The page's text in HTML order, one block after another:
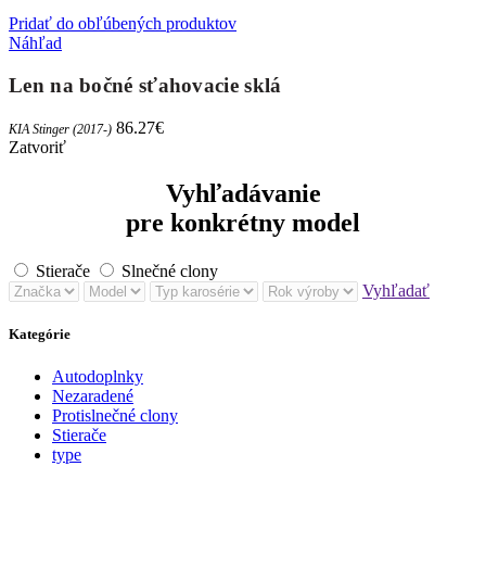
Pridať do obľúbených produktov
Náhľad
Len na bočné sťahovacie sklá
KIA Stinger (2017-) 86.27€
Zatvoriť
Vyhľadávanie
pre konkrétny model
Stierače
Slnečné clony
Vyhľadať
Kategórie
Autodoplnky
Nezaradené
Protislnečné clony
Stierače
type